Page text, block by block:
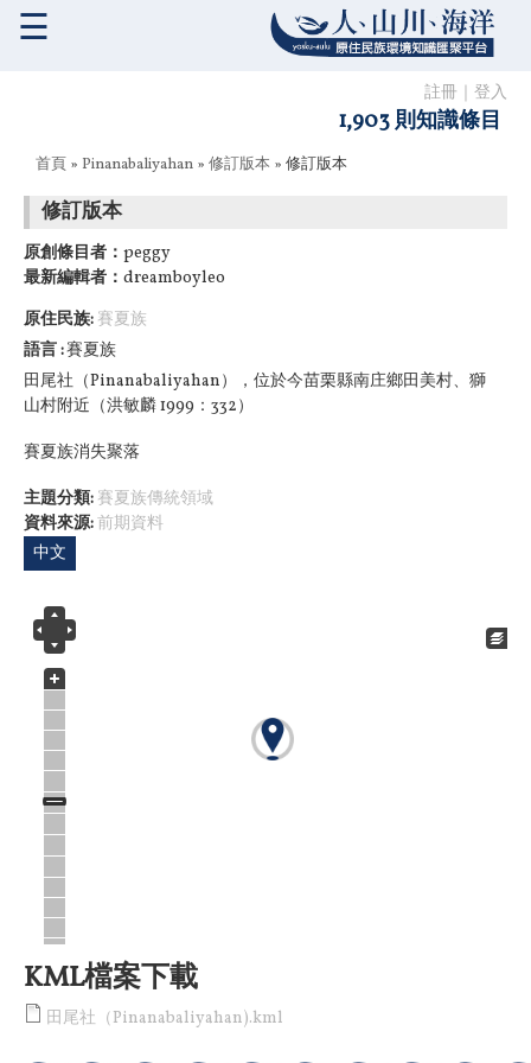
註冊 登入
1,903 則知識條目
☰
您在這裡
首頁 » Pinanabaliyahan » 修訂版本 » 修訂版本
修訂版本
原創條目者： peggy
最新編輯者： dreamboyleo
原住民族: 賽夏族
語言 賽夏族
田尾社（Pinanabaliyahan），位於今苗栗縣南庄鄉田美村、獅
山村附近（洪敏麟 1999：332）
賽夏族消失聚落
主題分類: 賽夏族傳統領域
資料來源:前期資料
中文
KML檔案下載
田尾社（Pinanabaliyahan).kml